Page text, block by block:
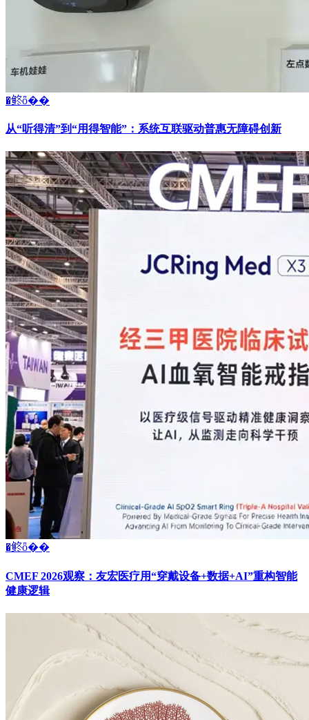
�鿴ȫ��
从“听得清”到“用得智能”：系统互联驱动普惠无障碍创新
�鿴ȫ��
CMEF 2026观察：友宏医疗用“穿戴设备+数据+AI”重构智能
健康逻辑